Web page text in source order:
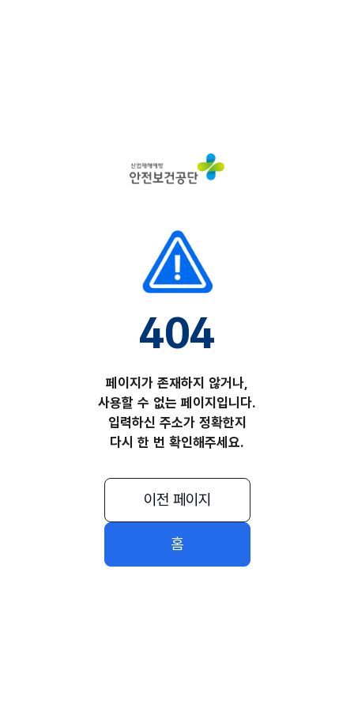
재
해
안
전
보
건
공
단
404
페이지가 존재하지 않거나,
사용할 수 없는 페이지입니다.
입력하신 주소가 정확한지
다시 한 번 확인해주세요.
이전 페이지
홈